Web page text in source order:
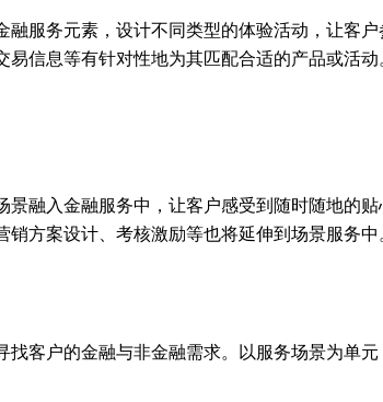
服务元素，设计不同类型的体验活动，让客
信息等有针对性地为其匹配合适的产品或活动
融入金融服务中，让客户感受到随时随地的
方案设计、考核激励等也将延伸到场景服务中
客户的金融与非金融需求。以服务场景为单